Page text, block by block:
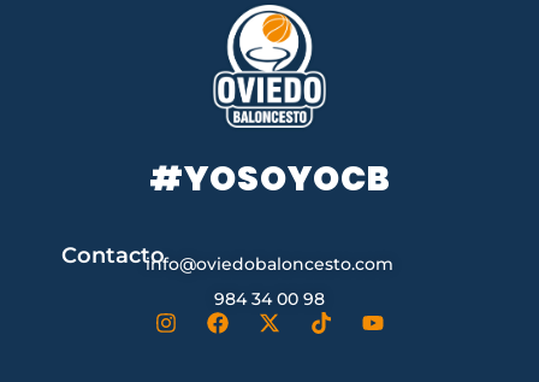
#YOSOYOCB
Contactoinfo@oviedobaloncesto.com
984 34 00 98